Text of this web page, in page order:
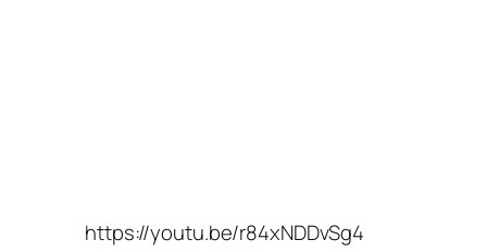
https://youtu.be/r84xNDDvSg4